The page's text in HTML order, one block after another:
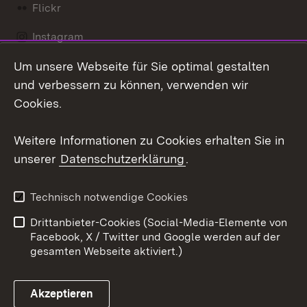
Flickr
Instagram
Social Wall
Link zum Landesportal
Barrierefreiheit
Benutzungshinweise
Impressum
Cookies
Um unsere Webseite für Sie optimal gestalten
und verbessern zu können, verwenden wir
Cookies.
Weitere Informationen zu Cookies erhalten Sie in
unserer Datenschutzerklärung.
Technisch notwendige Cookies
Drittanbieter-Cookies (Social-Media-Elemente von
Facebook, X / Twitter und Google werden auf der
gesamten Webseite aktiviert.)
Akzeptieren